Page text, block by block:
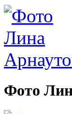
Фото